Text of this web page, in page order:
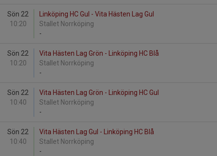
Sön 22
10:20
Linköping HC Gul - Vita Hästen Lag Gul
Stallet Norrköping
-
Sön 22
10:20
Vita Hästen Lag Grön - Linköping HC Blå
Stallet Norrköping
-
Sön 22
10:40
Vita Hästen Lag Grön - Linköping HC Gul
Stallet Norrköping
-
Sön 22
10:40
Vita Hästen Lag Gul - Linköping HC Blå
Stallet Norrköping
-